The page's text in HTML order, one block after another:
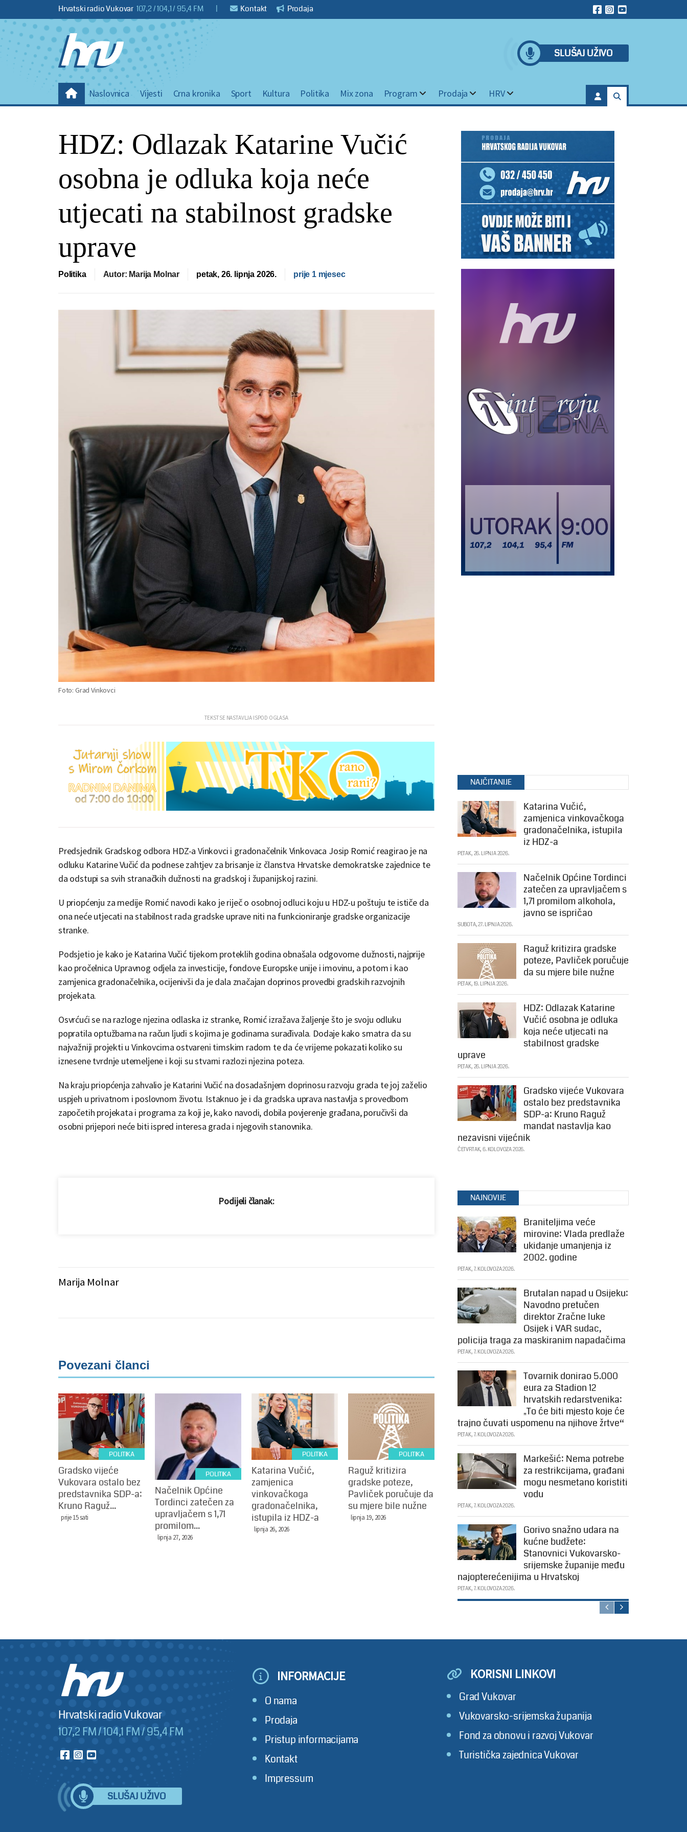
Hrvatski radio Vukovar 107,2 / 104,1 / 95,4 FM | Kontakt Prodaja
SLUŠAJ UŽIVO
Naslovnica Vijesti Crna kronika Sport Kultura Politika Mix zona Program Prodaja HRV
HDZ: Odlazak Katarine Vučić
osobna je odluka koja neće
utjecati na stabilnost gradske
uprave
Politika Autor: Marija Molnar petak, 26. lipnja 2026. prije 1 mjesec
Foto: Grad Vinkovci
Predsjednik Gradskog odbora HDZ-a Vinkovci i gradonačelnik Vinkovaca Josip Romić reagirao je na
odluku Katarine Vučić da podnese zahtjev za brisanje iz članstva Hrvatske demokratske zajednice te
da odstupi sa svih stranačkih dužnosti na gradskoj i županijskoj razini.
U priopćenju za medije Romić navodi kako je riječ o osobnoj odluci koju u HDZ-u poštuju te ističe da
ona neće utjecati na stabilnost rada gradske uprave niti na funkcioniranje gradske organizacije
stranke.
Podsjetio je kako je Katarina Vučić tijekom proteklih godina obnašala odgovorne dužnosti, najprije
kao pročelnica Upravnog odjela za investicije, fondove Europske unije i imovinu, a potom i kao
zamjenica gradonačelnika, ocijenivši da je dala značajan doprinos provedbi gradskih razvojnih
projekata.
Osvrćući se na razloge njezina odlaska iz stranke, Romić izražava žaljenje što je svoju odluku
popratila optužbama na račun ljudi s kojima je godinama surađivala. Dodaje kako smatra da su
najvažniji projekti u Vinkovcima ostvareni timskim radom te da će vrijeme pokazati koliko su
iznesene tvrdnje utemeljene i koji su stvarni razlozi njezina poteza.
Na kraju priopćenja zahvalio je Katarini Vučić na dosadašnjem doprinosu razvoju grada te joj zaželio
uspjeh u privatnom i poslovnom životu. Istaknuo je i da gradska uprava nastavlja s provedbom
započetih projekata i programa za koji je, kako navodi, dobila povjerenje građana, poručivši da
osobni prijepori neće biti ispred interesa grada i njegovih stanovnika.
Podijeli članak:
Marija Molnar
Povezani članci
POLITIKA
Gradsko vijeće
Vukovara ostalo bez
predstavnika SDP-a:
Kruno Raguž...
prije 15 sati
POLITIKA
Načelnik Općine
Tordinci zatečen za
upravljačem s 1,71
promilom...
lipnja 27, 2026
POLITIKA
Katarina Vučić,
zamjenica
vinkovačkoga
gradonačelnika,
istupila iz HDZ-a
lipnja 26, 2026
POLITIKA
Raguž kritizira
gradske poteze,
Pavliček poručuje da
su mjere bile nužne
lipnja 19, 2026
NAJČITANIJE
Katarina Vučić,
zamjenica vinkovačkoga
gradonačelnika, istupila
iz HDZ-a
PETAK, 26. LIPNJA 2026.
Načelnik Općine Tordinci
zatečen za upravljačem s
1,71 promilom alkohola,
javno se ispričao
SUBOTA, 27. LIPNJA 2026.
Raguž kritizira gradske
poteze, Pavliček poručuje
da su mjere bile nužne
PETAK, 19. LIPNJA 2026.
HDZ: Odlazak Katarine
Vučić osobna je odluka
koja neće utjecati na
stabilnost gradske
uprave
PETAK, 26. LIPNJA 2026.
Gradsko vijeće Vukovara
ostalo bez predstavnika
SDP-a: Kruno Raguž
mandat nastavlja kao
nezavisni vijećnik
ČETVRTAK, 6. KOLOVOZA 2026.
NAJNOVIJE
Braniteljima veće
mirovine: Vlada predlaže
ukidanje umanjenja iz
2002. godine
PETAK, 7. KOLOVOZA 2026.
Brutalan napad u Osijeku:
Navodno pretučen
direktor Zračne luke
Osijek i VAR sudac,
policija traga za maskiranim napadačima
PETAK, 7. KOLOVOZA 2026.
Tovarnik donirao 5.000
eura za Stadion 12
hrvatskih redarstvenika:
„To će biti mjesto koje će
trajno čuvati uspomenu na njihove žrtve“
PETAK, 7. KOLOVOZA 2026.
Markešić: Nema potrebe
za restrikcijama, građani
mogu nesmetano koristiti
vodu
PETAK, 7. KOLOVOZA 2026.
Gorivo snažno udara na
kućne budžete:
Stanovnici Vukovarsko-
srijemske županije među
najopterećenijima u Hrvatskoj
PETAK, 7. KOLOVOZA 2026.
Hrvatski radio Vukovar
107,2 FM / 104,1 FM / 95,4 FM
SLUŠAJ UŽIVO
INFORMACIJE
O nama
Prodaja
Pristup informacijama
Kontakt
Impressum
KORISNI LINKOVI
Grad Vukovar
Vukovarsko-srijemska županija
Fond za obnovu i razvoj Vukovar
Turistička zajednica Vukovar